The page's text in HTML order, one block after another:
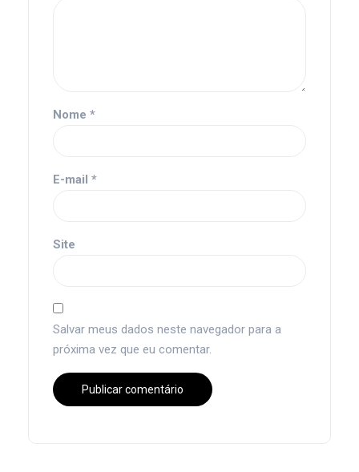
Nome *
E-mail *
Site
Salvar meus dados neste navegador para a
próxima vez que eu comentar.